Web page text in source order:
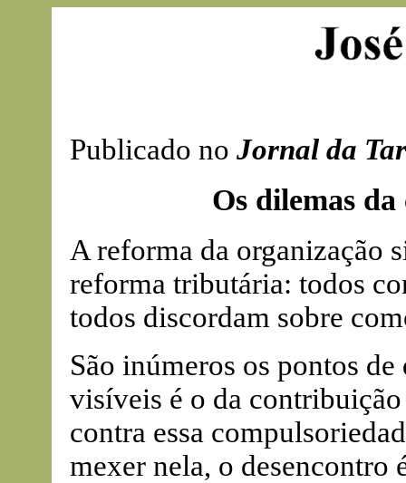
Publicado no Jornal da
Os dilemas
A reforma da organização
reforma tributária: todos
todos discordam sobre
São inúmeros os pontos
visíveis é o da
contra essa
mexer nela, o desencontro